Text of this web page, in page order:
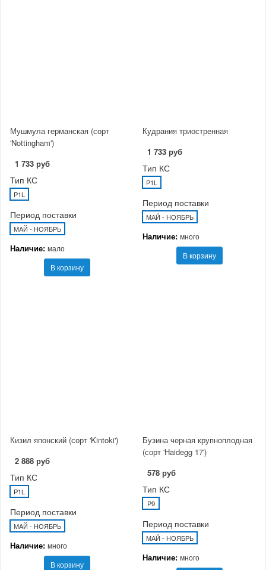
Мушмула германская (сорт
'Nottingham')
1 733 руб
Тип КС
P1L
Период поставки
МАЙ - НОЯБРЬ
Наличие: мало
В корзину
Кудрания триостренная
1 733 руб
Тип КС
P1L
Период поставки
МАЙ - НОЯБРЬ
Наличие: много
В корзину
Кизил японский (сорт 'Kintoki')
2 888 руб
Тип КС
P1L
Период поставки
МАЙ - НОЯБРЬ
Наличие: много
В корзину
Бузина черная крупноплодная
(сорт 'Haidegg 17')
578 руб
Тип КС
P9
Период поставки
МАЙ - НОЯБРЬ
Наличие: много